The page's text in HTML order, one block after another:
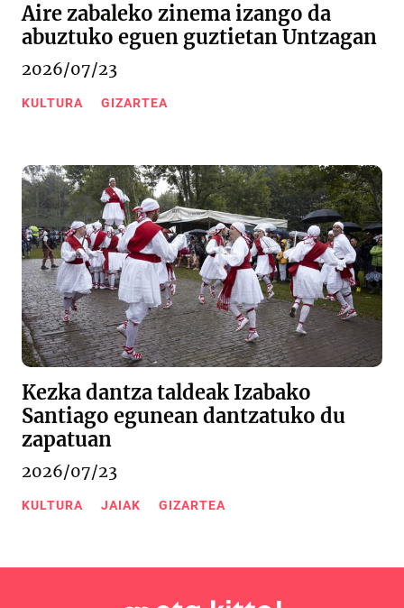
Aire zabaleko zinema izango da
abuztuko eguen guztietan Untzagan
2026/07/23
KULTURA GIZARTEA
Kezka dantza taldeak Izabako
Santiago egunean dantzatuko du
zapatuan
2026/07/23
KULTURA JAIAK GIZARTEA